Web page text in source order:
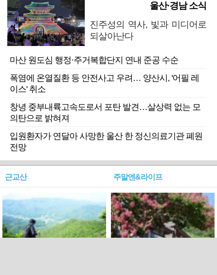
울산·경남 소식
진주성의 역사, 빛과 미디어로
되살아난다
마산 원도심 행정·주거복합단지 연내 준공 수순
폭염에 온열질환 등 안전사고 우려… 양산시, '어필 레
이스' 취소
창녕 중부내륙고속도로서 포탄 발견…살상력 없는 모
의탄으로 밝혀져
입원환자가 연달아 사망한 울산 한 정신의료기관 폐원
전망
근교산 주말엔&라이프